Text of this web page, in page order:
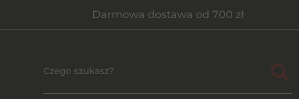
Darmowa dostawa od 700 zł